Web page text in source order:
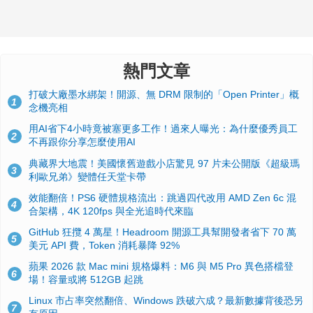
熱門文章
1
打破大廠墨水綁架！開源、無 DRM 限制的「Open Printer」概
念機亮相
2
用AI省下4小時竟被塞更多工作！過來人曝光：為什麼優秀員工
不再跟你分享怎麼使用AI
3
典藏界大地震！美國懷舊遊戲小店驚見 97 片未公開版《超級瑪
利歐兄弟》變體任天堂卡帶
4
效能翻倍！PS6 硬體規格流出：跳過四代改用 AMD Zen 6c 混
合架構，4K 120fps 與全光追時代來臨
5
GitHub 狂攬 4 萬星！Headroom 開源工具幫開發者省下 70 萬
美元 API 費，Token 消耗暴降 92%
6
蘋果 2026 款 Mac mini 規格爆料：M6 與 M5 Pro 異色搭檔登
場！容量或將 512GB 起跳
7
Linux 市占率突然翻倍、Windows 跌破六成？最新數據背後恐另